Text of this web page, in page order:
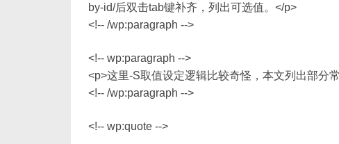
by-id/后双击tab键补齐，列出可选值。</p>
<!-- /wp:paragraph -->
<!-- wp:paragraph -->
<p>这里-S取值设定逻辑比较奇怪，本文列出部分
<!-- /wp:paragraph -->
<!-- wp:quote -->